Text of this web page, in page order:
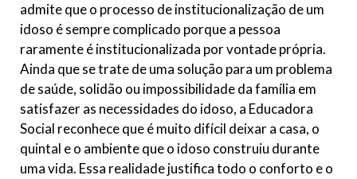
admite que o processo de institucionalização de um
idoso é sempre complicado porque a pessoa
raramente é institucionalizada por vontade própria.
Ainda que se trate de uma solução para um problema
de saúde, solidão ou impossibilidade da família em
satisfazer as necessidades do idoso, a Educadora
Social reconhece que é muito difícil deixar a casa, o
quintal e o ambiente que o idoso construiu durante
uma vida. Essa realidade justifica todo o conforto e o